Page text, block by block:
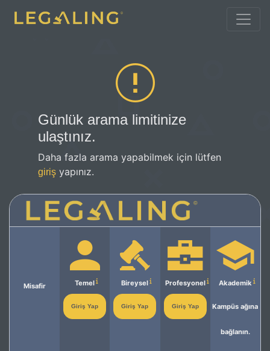
Günlük arama limitinize
ulaştınız.
Daha fazla arama yapabilmek için lütfen
giriş yapınız.
Misafir Temel
Giriş Yap
Bireysel
Giriş Yap
Profesyonel
Giriş Yap
Akademik
Kampüs ağına
bağlanın.